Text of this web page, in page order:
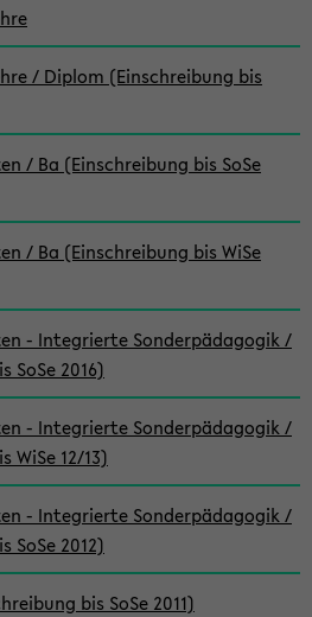
/ Diplom (Einschreibung bis
/ Ba (Einschreibung bis SoSe
/ Ba (Einschreibung bis WiSe
- Integrierte Sonderpädagogik /
SoSe 2016)
- Integrierte Sonderpädagogik /
WiSe 12/13)
- Integrierte Sonderpädagogik /
SoSe 2012)
bis SoSe 2011)